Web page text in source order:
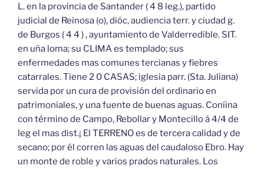
L. en la provincia de Santander ( 4 8 leg.), partido
judicial de Reinosa (o), dióc, audiencia terr. y ciudad g.
de Burgos ( 4 4 ) , ayuntamiento de Valderredible. SIT.
en uña loma; su CLIMA es templado; sus
enfermedades mas comunes tercianas y fiebres
catarrales. Tiene 2 0 CASAS; iglesia parr. (Sta. Juliana)
servida por un cura de provisión del ordinario en
patrimoniales, y una fuente de buenas aguas. Coníina
con término de Campo, Rebollar y Montecillo á 4/4 de
leg el mas dist.¡ El TERRENO es de tercera calidad y de
secano; por él corren las aguas del caudaloso Ebro. Hay
un monte de roble y varios prados naturales. Los